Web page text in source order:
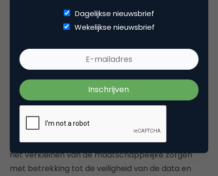
besparingen op jaarbasis.
Als het gaat om de autonome voertuigen, die in de
zullen er in de regio in de toekomst autonome
auto’s en vrachtauto’s gaan rijden. Dit brengt voor
de mobiliteit een aantal voordelen met zich mee,
waaronder een daling in het aantal (dodelijke)
ongelukken en minder CO2-uitstoot. De overheid
speelt een sleutelrol in het bepalen van wanneer
deze waarde kan worden gecreëerd. Dit kan door
het verkleinen van de maatschappelijke zorgen
met betrekking tot de veiligheid van de data en
Dagelijkse nieuwsbrief
Wekelijkse nieuwsbrief